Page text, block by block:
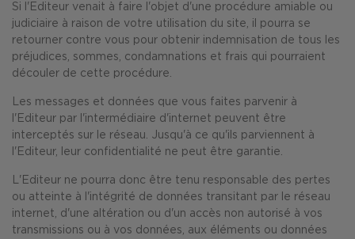
Si l'Editeur venait à faire l'objet d'une procédure amiable ou
judiciaire à raison de votre utilisation du site, il pourra se
retourner contre vous pour obtenir indemnisation de tous les
préjudices, sommes, condamnations et frais qui pourraient
découler de cette procédure.
Les messages et données que vous faites parvenir à
l'Editeur par l'intermédiaire d'internet peuvent être
interceptés sur le réseau. Jusqu'à ce qu'ils parviennent à
l'Editeur, leur confidentialité ne peut être garantie.
L'Editeur ne pourra donc être tenu responsable des pertes
ou atteinte à l'intégrité de données transitant par le réseau
internet, d'une altération ou d'un accès non autorisé à vos
transmissions ou à vos données, aux éléments ou données